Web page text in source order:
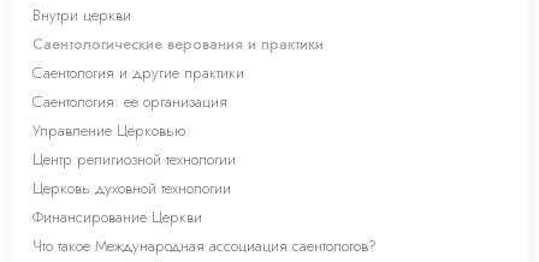
Внутри церкви
Саентологические верования и практики
Саентология и другие практики
Саентология: её организация
Управление Церковью
Центр религиозной технологии
Церковь духовной технологии
Финансирование Церкви
Что такое Международная ассоциация саентологов?